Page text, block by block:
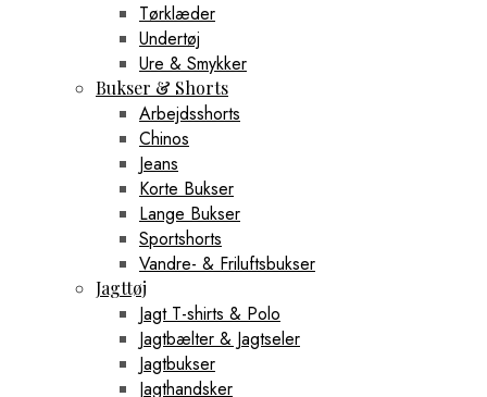
Tørklæder
Undertøj
Ure & Smykker
Bukser & Shorts
Arbejdsshorts
Chinos
Jeans
Korte Bukser
Lange Bukser
Sportshorts
Vandre- & Friluftsbukser
Jagttøj
Jagt T-shirts & Polo
Jagtbælter & Jagtseler
Jagtbukser
Jagthandsker